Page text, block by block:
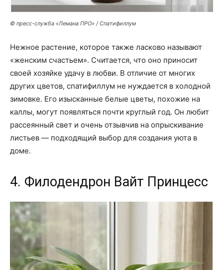
© пресс-служба «Лемана ПРО» / Спатифиллум
Нежное растение, которое также ласково называют
«женским счастьем». Считается, что оно приносит
своей хозяйке удачу в любви. В отличие от многих
других цветов, спатифиллум не нуждается в холодной
зимовке. Его изысканные белые цветы, похожие на
каллы, могут появляться почти круглый год. Он любит
рассеянный свет и очень отзывчив на опрыскивание
листьев — подходящий выбор для создания уюта в
доме.
4. Филодендрон Вайт Принцесс